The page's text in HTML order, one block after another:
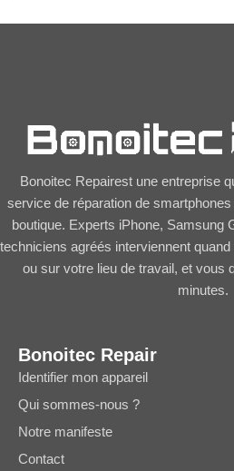
Bonoitec Repairest une entreprise
service de réparation de
boutique. Experts iPhone, Samsung
techniciens agréés interviennent
ou sur votre lieu de travail, et vous
minutes.
Bonoitec Repair
Identifier mon appareil
Qui sommes-nous ?
Notre manifeste
Contact